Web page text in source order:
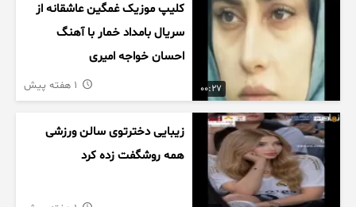
00:27
کلیپ موزیک غمگین عاشقانه از
سریال بامداد خمار با آهنگ
احسان خواجه امیری
زیبایی دخترتوی سالن ورزشی
همه روشگفت زده کرد